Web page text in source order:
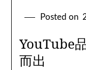
Posted on
YouTube
而出